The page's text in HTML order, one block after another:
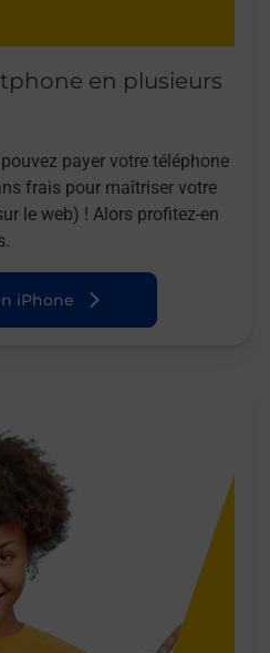
en plusieurs
payer votre téléphone
frais pour maîtriser votre
le web) ! Alors profitez-en
iPhone